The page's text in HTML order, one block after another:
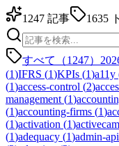
1247 記事 1635
すべて（1247）
(1)IFRS (1)KPIs (1)a11y
(1)access-control (2)
management (1)
(1)accounting-firms (1)
(1)activation (1)
(1)adequacy (1)admin-api